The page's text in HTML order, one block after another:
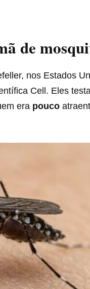
de
nos Estados
Cell. Eles
era pouco